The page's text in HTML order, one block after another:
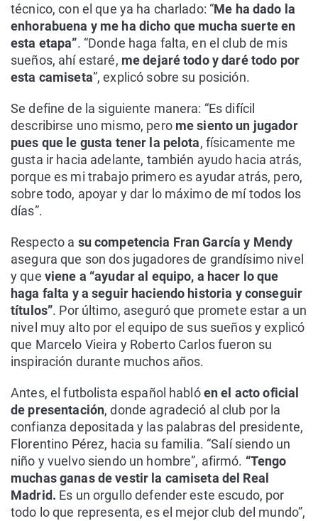
técnico, con el que ya ha charlado: “Me ha dado la
enhorabuena y me ha dicho que mucha suerte en
esta etapa”. “Donde haga falta, en el club de mis
sueños, ahí estaré, me dejaré todo y daré todo por
esta camiseta”, explicó sobre su posición.
Se define de la siguiente manera: “Es difícil
describirse uno mismo, perome siento un jugador
pues que le gusta tener la pelota, físicamente me
gusta ir hacia adelante, también ayudo hacia atrás,
porque es mi trabajo primero es ayudar atrás, pero,
sobre todo, apoyar y dar lo máximo de mí todos los
días”.
Respecto a su competencia Fran García y Mendy
asegura que son dos jugadores de grandísimo nivel
y que viene a “ayudar al equipo, a hacer lo que
haga falta y a seguir haciendo historia y conseguir
títulos”. Por último, aseguró que promete estar a un
nivel muy alto por el equipo de sus sueños y explicó
que Marcelo Vieira y Roberto Carlos fueron su
inspiración durante muchos años.
Antes, el futbolista español hablóen el acto oficial
de presentación, donde agradeció al club por la
confianza depositada y las palabras del presidente,
Florentino Pérez, hacia su familia. “Salí siendo un
niño y vuelvo siendo un hombre”, afirmó. “Tengo
muchas ganas de vestir la camiseta del Real
Madrid. Es un orgullo defender este escudo, por
todo lo que representa, es el mejor club del mundo”,